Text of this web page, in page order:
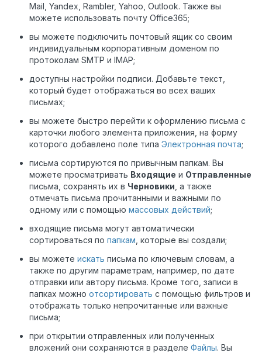
Mail, Yandex, Rambler, Yahoo, Outlook. Также вы
можете использовать почту Office365;
вы можете подключить почтовый ящик со своим
индивидуальным корпоративным доменом по
протоколам SMTP и IMAP;
доступны настройки подписи. Добавьте текст,
который будет отображаться во всех ваших
письмах;
вы можете быстро перейти к оформлению письма с
карточки любого элемента приложения, на форму
которого добавлено поле типа Электронная почта;
письма сортируются по привычным папкам. Вы
можете просматривать Входящие и Отправленные
письма, сохранять их в Черновики , а также
отмечать письма прочитанными и важными по
одному или с помощью массовых действий;
входящие письма могут автоматически
сортироваться по папкам , которые вы создали;
вы можете искать письма по ключевым словам, а
также по другим параметрам, например, по дате
отправки или автору письма. Кроме того, записи в
папках можно отсортировать с помощью фильтров и
отображать только непрочитанные или важные
письма;
при открытии отправленных или полученных
вложений они сохраняются в разделе Файлы. Вы